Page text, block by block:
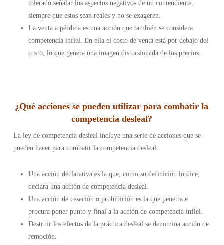
tolerado señalar los aspectos negativos de un contendiente,
siempre que estos sean reales y no se exageren.
La venta a pérdida es una acción que también se considera
competencia infiel. En ella el costo de venta está por debajo del
costo, lo que genera una imagen distorsionada de los precios.
¿Qué acciones se pueden utilizar para combatir la
competencia desleal?
La ley de competencia desleal incluye una serie de acciones que se
pueden hacer para combatir la competencia desleal.
Una acción declarativa es la que, como su definición lo dice,
declara una acción de competencia desleal.
Una acción de cesación o prohibición es la que penetra e
procura poner punto y final a la acción de competencia infiel.
Destruir los efectos de la práctica desleal se denomina acción de
remoción.